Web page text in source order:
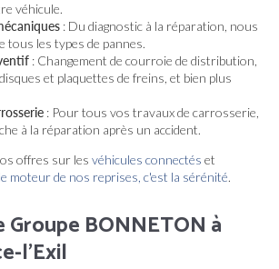
véhicule.
: Du diagnostic à la réparation, nous
tous les types de pannes.
: Changement de courroie de distribution,
et plaquettes de freins, et bien plus
: Pour tous vos travaux de carrosserie,
à la réparation après un accident.
offres sur les véhicules connectés et
le moteur de nos reprises, c'est la sérénité.
BONNETON à
l'Exil